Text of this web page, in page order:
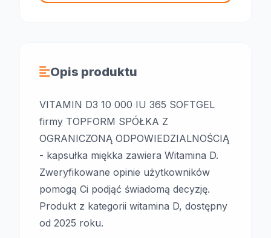
Opis produktu
VITAMIN D3 10 000 IU 365 SOFTGEL
firmy TOPFORM SPÓŁKA Z
OGRANICZONĄ ODPOWIEDZIALNOŚCIĄ
- kapsułka miękka zawiera Witamina D.
Zweryfikowane opinie użytkowników
pomogą Ci podjąć świadomą decyzję.
Produkt z kategorii witamina D, dostępny
od 2025 roku.